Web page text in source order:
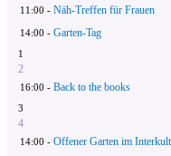
11:00 - Näh-Treffen für Frauen
14:00 - Garten-Tag
1
2
16:00 - Back to the books
3
4
14:00 - Offener Garten im